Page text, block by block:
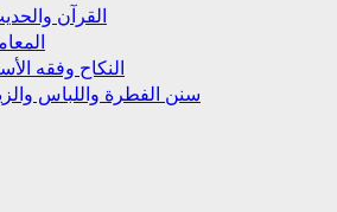
القرآن
النكاح وفقه
سنن الفطرة واللباس